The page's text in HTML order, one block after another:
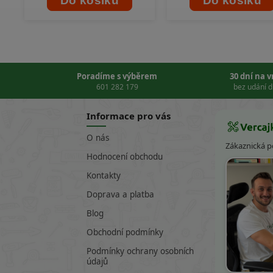
Poradíme s výběrem
601 282 179
30 dní na
bez udání
Informace pro vás
O nás
Hodnocení obchodu
Kontakty
Doprava a platba
Blog
Obchodní podmínky
Podmínky ochrany osobních
údajů
Zákaznická